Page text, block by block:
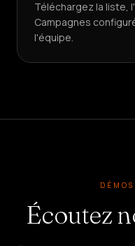
Téléchargez la liste,
Campagnes
l'équipe.
Écoutez